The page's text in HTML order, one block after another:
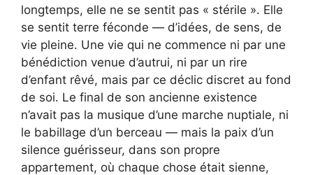
longtemps, elle ne se sentit pas « stérile ». Elle
se sentit terre féconde — d’idées, de sens, de
vie pleine. Une vie qui ne commence ni par une
bénédiction venue d’autrui, ni par un rire
d’enfant rêvé, mais par ce déclic discret au fond
de soi. Le final de son ancienne existence
n’avait pas la musique d’une marche nuptiale, ni
le babillage d’un berceau — mais la paix d’un
silence guérisseur, dans son propre
appartement, où chaque chose était sienne,